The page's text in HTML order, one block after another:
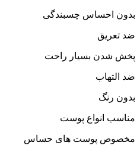
بدون احساس چسبندگی
ضد تعریق
پخش شدن بسیار راحت
ضد التهاب
بدون رنگ
مناسب انواع پوست
مخصوص پوست های حساس